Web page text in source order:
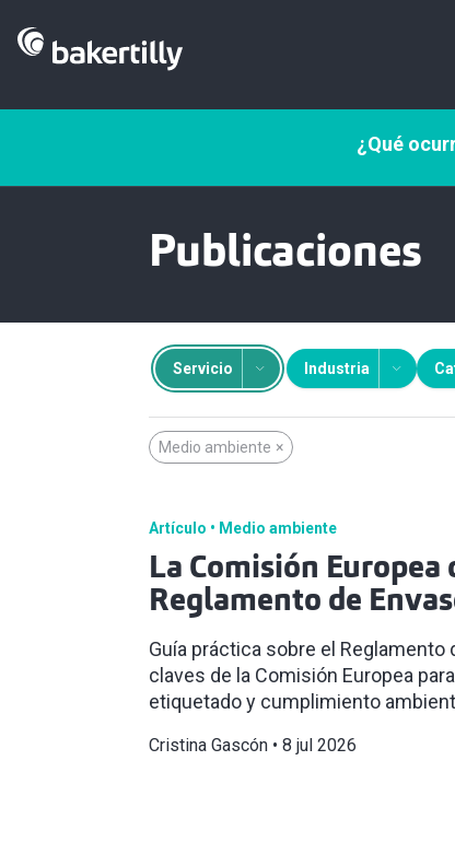
¿Qué
Publicaciones
Servicio Industria
Medio ambiente ×
Artículo Medio ambiente
La Comisión
Reglamento de
Guía práctica sobre el Reglamento
claves de la Comisión Europea
etiquetado y cumplimiento
Cristina Gascón 8 jul 2026